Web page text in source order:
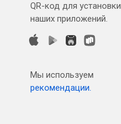
QR-код для установки
наших приложений.
Мы используем
рекомендации.